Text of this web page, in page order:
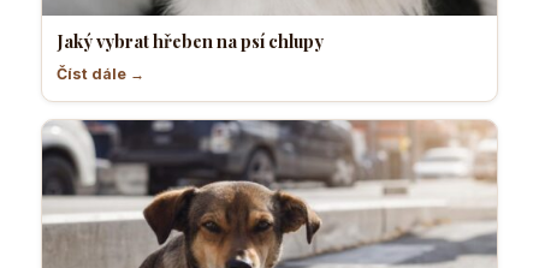
Jaký vybrat hřeben na psí chlupy
Číst dále →